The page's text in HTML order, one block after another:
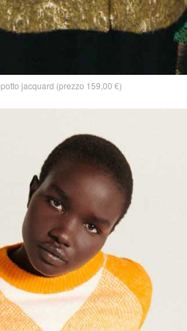
jacquard (prezzo 159,00 €)